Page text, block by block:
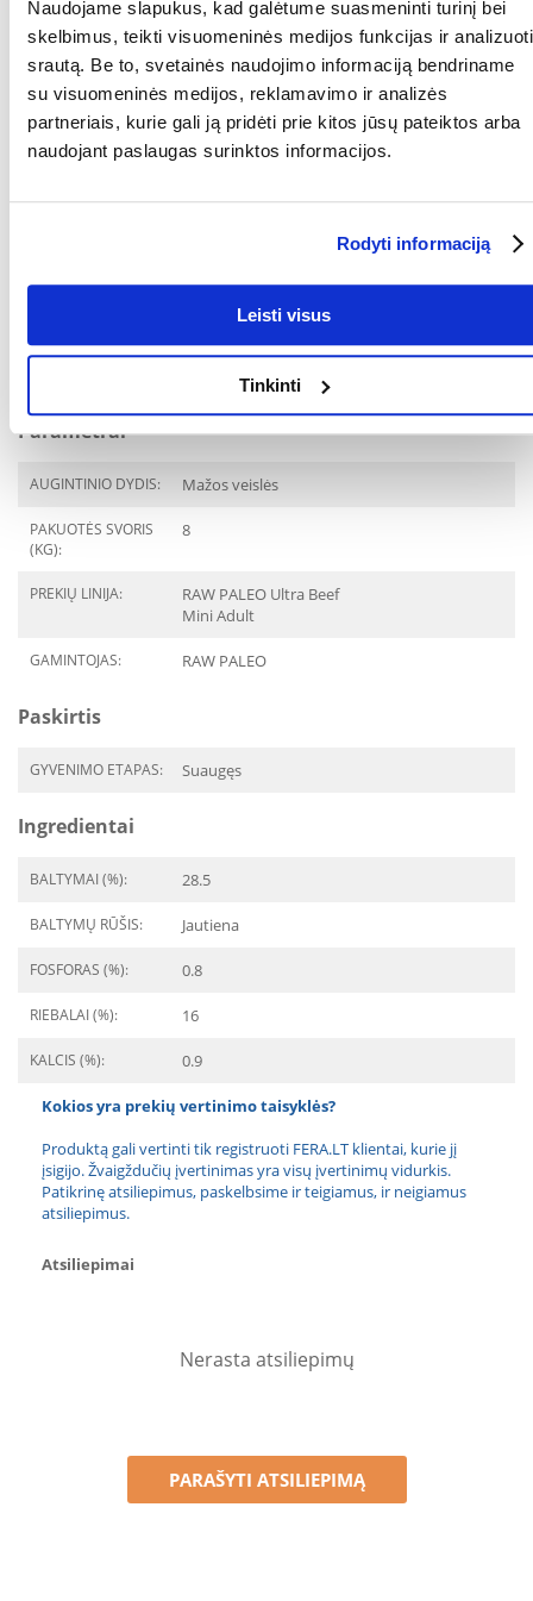
Naudojame slapukus, kad galėtume suasmeninti turinį bei
skelbimus, teikti visuomeninės medijos funkcijas ir analizuoti
srautą. Be to, svetainės naudojimo informaciją bendriname
su visuomeninės medijos, reklamavimo ir analizės
partneriais, kurie gali ją pridėti prie kitos jūsų pateiktos arba
naudojant paslaugas surinktos informacijos.
Rodyti informaciją
Leisti visus
Tinkinti
3b801) 0,38 mg. Žarnyno floros stabilizatoriai: Enterococcus faecium
DSM 10663/NCIMB 10415 (4b1707) 1 000 000 000 000 KFV
Tinkamo naudojimo instrukcijos:
maistinių medžiagų poreikiui, paros porcijos dydį reikėtų koreguoti
individualiai. Šuo turi turėti nuolatinę prieigą prie švaraus, šviežio
Dienos porcija [g per dieną]/ 25-80 80-140
Parametrai
AUGINTINIO DYDIS: Mažos veislės
PAKUOTĖS SVORIS
(KG):
8
PREKIŲ LINIJA:
RAW PALEO Ultra Beef
Mini Adult
GAMINTOJAS: RAW PALEO
Paskirtis
GYVENIMO ETAPAS: Suaugęs
Ingredientai
BALTYMAI (%): 28.5
BALTYMŲ RŪŠIS: Jautiena
FOSFORAS (%): 0.8
RIEBALAI (%): 16
KALCIS (%): 0.9
Kokios yra prekių vertinimo taisyklės?
Produktą gali vertinti tik registruoti FERA.LT klientai, kurie jį
įsigijo. Žvaigždučių įvertinimas yra visų įvertinimų vidurkis.
Patikrinę atsiliepimus, paskelbsime ir teigiamus, ir neigiamus
atsiliepimus.
Atsiliepimai
Nerasta atsiliepimų
PARAŠYTI ATSILIEPIMĄ